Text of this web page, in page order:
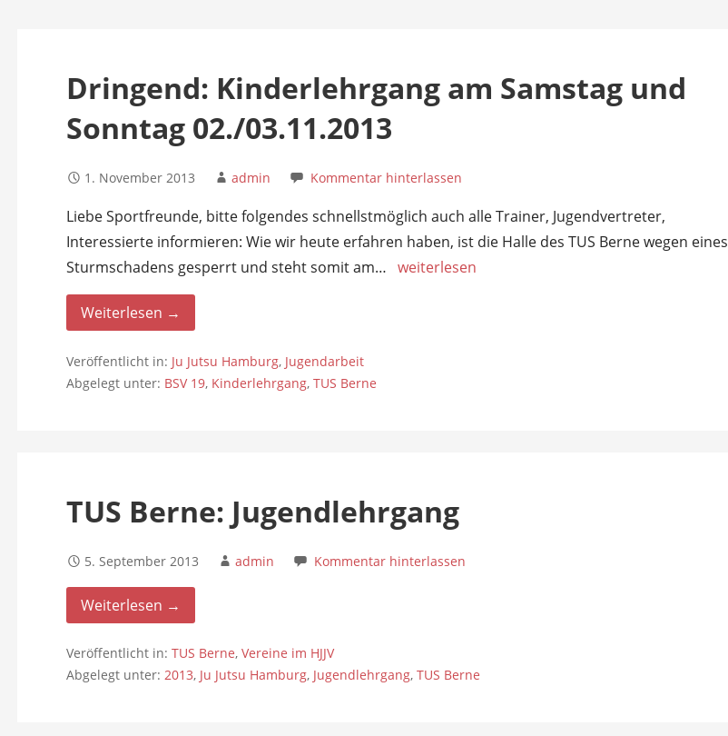
Dringend: Kinderlehrgang am Samstag und
Sonntag 02./03.11.2013
1. November 2013 admin Kommentar hinterlassen
Liebe Sportfreunde, bitte folgendes schnellstmöglich auch alle Trainer, Jugendvertreter,
Interessierte informieren: Wie wir heute erfahren haben, ist die Halle des TUS Berne wegen eines
Sturmschadens gesperrt und steht somit am… weiterlesen
Weiterlesen →
Veröffentlicht in: Ju Jutsu Hamburg, Jugendarbeit
Abgelegt unter: BSV 19, Kinderlehrgang, TUS Berne
TUS Berne: Jugendlehrgang
5. September 2013 admin Kommentar hinterlassen
Weiterlesen →
Veröffentlicht in: TUS Berne, Vereine im HJJV
Abgelegt unter: 2013, Ju Jutsu Hamburg, Jugendlehrgang, TUS Berne